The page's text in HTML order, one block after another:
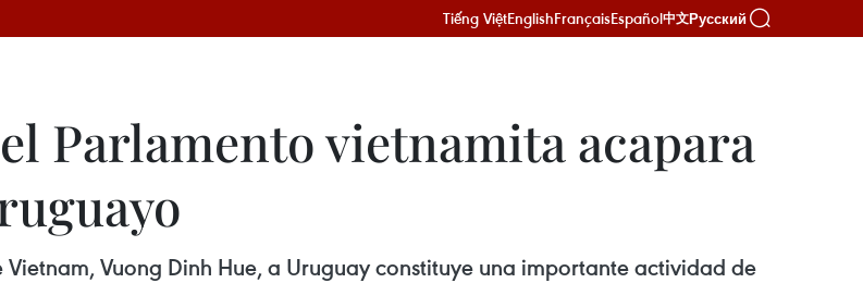
Tiếng ViệtEnglishFrançaisEspañol中文Русский
Parlamento vietnamita acapara
Vuong Dinh Hue, a Uruguay constituye una importante actividad de